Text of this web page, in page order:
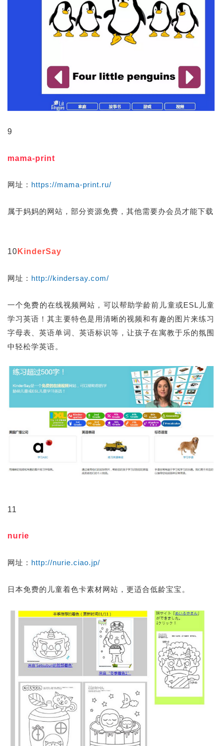
9
mama-print
网址： https://mama-print.ru/
属于妈妈的网站，部分资源免费，其他需要办会员才能下载
10 KinderSay
网址： http://kindersay.com/
一个免费的在线视频网站，可以帮助学龄前儿童或ESL儿童
学习英语！其主要特色是用清晰的视频和有趣的图片来练习
字母表、英语单词、英语标识等，让孩子在寓教于乐的氛围
中轻松学英语。
11
nurie
网址： http://nurie.ciao.jp/
日本免费的儿童着色卡素材网站，更适合低龄宝宝。